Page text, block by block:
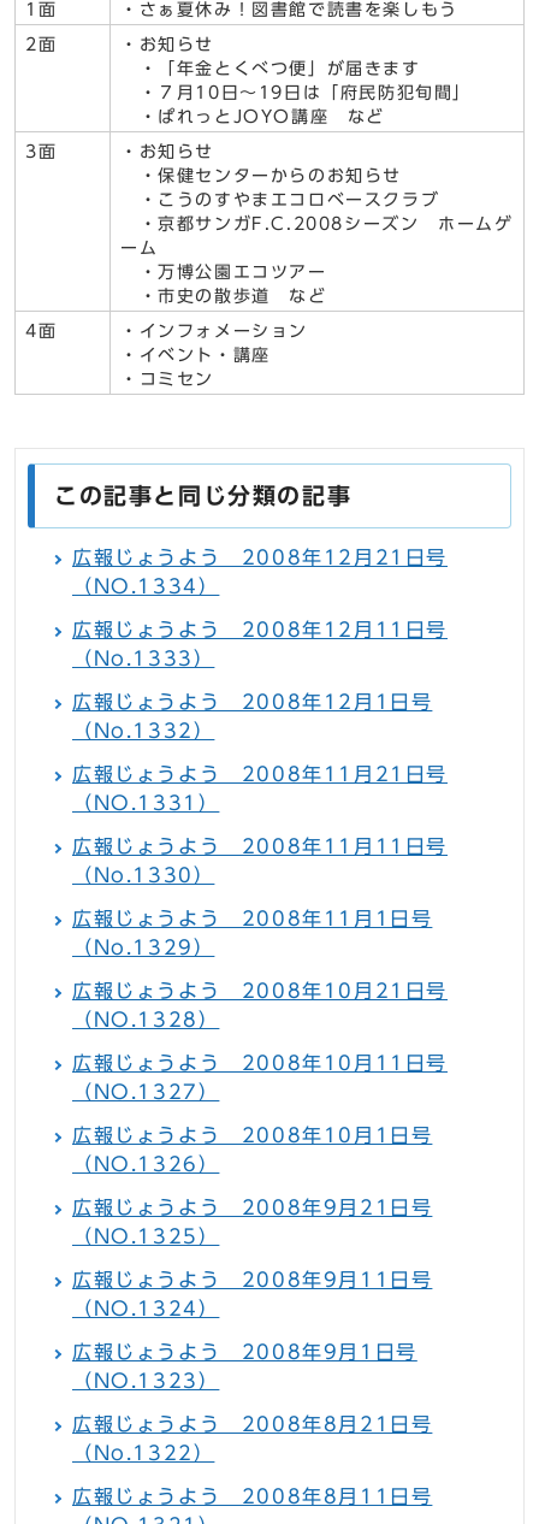
1面 ・さぁ夏休み！図書館で読書を楽しもう
2面
・お知らせ
・「年金とくべつ便」が届きます
・７月10日～19日は「府民防犯旬間」
・ぱれっとJOYO講座 など
3面
・お知らせ
・保健センターからのお知らせ
・こうのすやまエコロベースクラブ
・京都サンガF.C.2008シーズン ホームゲ
ーム
・万博公園エコツアー
・市史の散歩道 など
4面
・インフォメーション
・イベント・講座
・コミセン
この記事と同じ分類の記事
広報じょうよう 2008年12月21日号
（NO.1334）
広報じょうよう 2008年12月11日号
（No.1333）
広報じょうよう 2008年12月1日号
（No.1332）
広報じょうよう 2008年11月21日号
（NO.1331）
広報じょうよう 2008年11月11日号
（No.1330）
広報じょうよう 2008年11月1日号
（No.1329）
広報じょうよう 2008年10月21日号
（NO.1328）
広報じょうよう 2008年10月11日号
（NO.1327）
広報じょうよう 2008年10月1日号
（NO.1326）
広報じょうよう 2008年9月21日号
（NO.1325）
広報じょうよう 2008年9月11日号
（NO.1324）
広報じょうよう 2008年9月1日号
（NO.1323）
広報じょうよう 2008年8月21日号
（No.1322）
広報じょうよう 2008年8月11日号